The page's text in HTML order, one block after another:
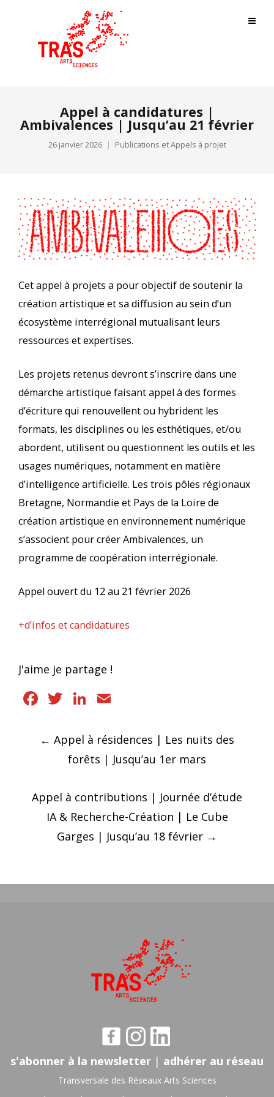
Appel à candidatures |
Ambivalences | Jusqu’au 21 février
26 janvier 2026 Publications et Appels à projet
Cet appel à projets a pour objectif de soutenir la
création artistique et sa diffusion au sein d’un
écosystème interrégional mutualisant leurs
ressources et expertises.
Les projets retenus devront s’inscrire dans une
démarche artistique faisant appel à des formes
d’écriture qui renouvellent ou hybrident les
formats, les disciplines ou les esthétiques, et/ou
abordent, utilisent ou questionnent les outils et les
usages numériques, notamment en matière
d’intelligence artificielle. Les trois pôles régionaux
Bretagne, Normandie et Pays de la Loire de
création artistique en environnement numérique
s’associent pour créer Ambivalences, un
programme de coopération interrégionale.
Appel ouvert du 12 au 21 février 2026
+d’infos et candidatures
J'aime je partage !
Facebook
TwitterLinkedIn
Navigation
← Appel à résidences | Les nuits des
forêts | Jusqu’au 1er mars
Appel à contributions | Journée d’étude
IA & Recherche-Création | Le Cube
Garges | Jusqu’au 18 février →
s'abonner à la newsletter | adhérer au réseau
Transversale des Réseaux Arts Sciences